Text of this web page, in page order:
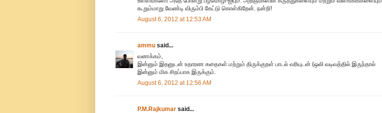
கூறும்மாறு வேண்டி விரும்பி கேட்டு கொள்கிறேன். நன்றி!
August 6, 2012 at 12:53 AM
ammu said...
வணக்கம்,
இன்னும் இதனுடன் உதாரண கதைகள் மற்றும் திருக்குறள் பாடல் வரியுடன் (ஒலி வடிவத்தில் இருந்தால்
இன்னும் மிக சிறப்பாக இருக்கும்.
August 6, 2012 at 12:56 AM
P.M.Rajkumar said...